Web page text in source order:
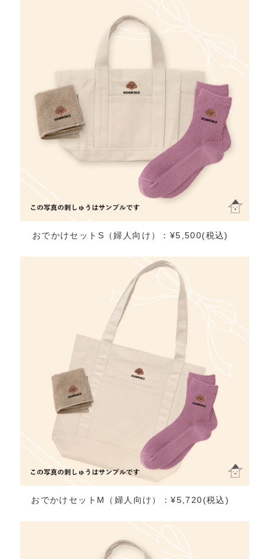
おでかけセットS（婦人向け）：¥5,500(税込)
おでかけセットM（婦人向け）：¥5,720(税込)